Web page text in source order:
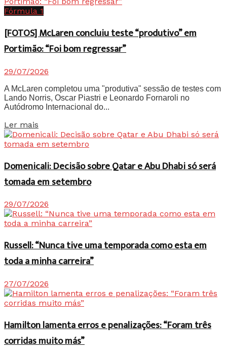
Fórmula 1
[FOTOS] McLaren concluiu teste “produtivo” em
Portimão: “Foi bom regressar”
29/07/2026
A McLaren completou uma "produtiva" sessão de testes com
Lando Norris, Oscar Piastri e Leonardo Fornaroli no
Autódromo Internacional do...
Ler mais
Domenicali: Decisão sobre Qatar e Abu Dhabi só será
tomada em setembro
29/07/2026
Russell: “Nunca tive uma temporada como esta em
toda a minha carreira”
27/07/2026
Hamilton lamenta erros e penalizações: “Foram três
corridas muito más”